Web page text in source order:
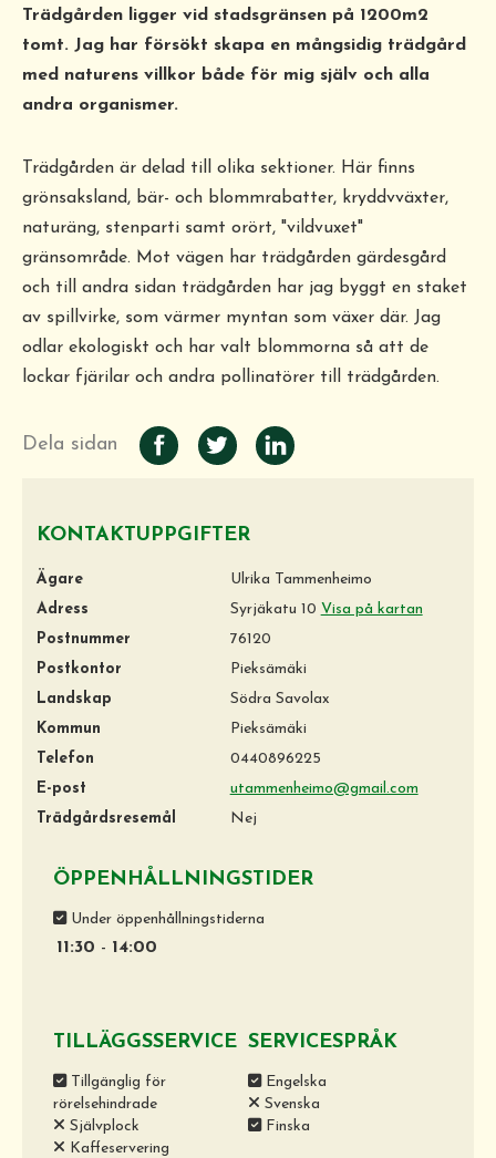
Trädgården ligger vid stadsgränsen på 1200m2
tomt. Jag har försökt skapa en mångsidig trädgård
med naturens villkor både för mig själv och alla
andra organismer.
Trädgården är delad till olika sektioner. Här finns
grönsaksland, bär- och blommrabatter, kryddvväxter,
naturäng, stenparti samt orört, "vildvuxet"
gränsområde. Mot vägen har trädgården gärdesgård
och till andra sidan trädgården har jag byggt en staket
av spillvirke, som värmer myntan som växer där. Jag
odlar ekologiskt och har valt blommorna så att de
lockar fjärilar och andra pollinatörer till trädgården.
Dela sidan
KONTAKTUPPGIFTER
Ägare
Ulrika Tammenheimo
Adress
Syrjäkatu 10 Visa på kartan
Postnummer
76120
Postkontor
Pieksämäki
Landskap
Södra Savolax
Kommun
Pieksämäki
Telefon
0440896225
E-post
utammenheimo@gmail.com
Trädgårdsresemål
Nej
ÖPPENHÅLLNINGSTIDER
Under öppenhållningstiderna
11:30 - 14:00
TILLÄGGSSERVICE
Tillgänglig för
rörelsehindrade
Självplock
Kaffeservering
SERVICESPRÅK
Engelska
Svenska
Finska